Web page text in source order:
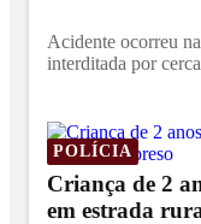
Acidente ocorreu
interditada por
POLÍCIA
Criança de 2
em estrada